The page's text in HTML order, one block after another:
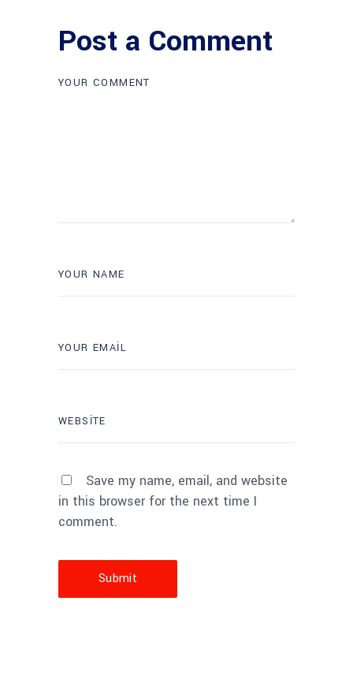
Post a Comment
Save my name, email, and website
in this browser for the next time I
comment.
Submit